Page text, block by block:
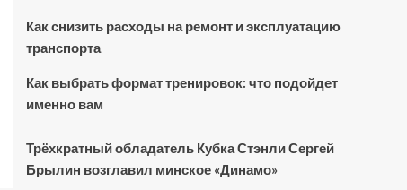
Как снизить расходы на ремонт и эксплуатацию
транспорта
Как выбрать формат тренировок: что подойдет
именно вам
Трёхкратный обладатель Кубка Стэнли Сергей
Брылин возглавил минское «Динамо»